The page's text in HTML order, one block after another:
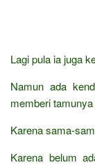
Lagi pula ia juga
Namun ada
memberi
Karena sama-
Karena belum